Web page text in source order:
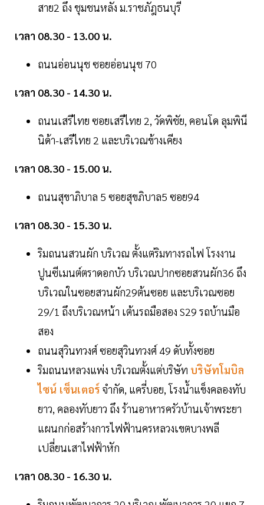
สาย2 ถึง ชุมชนหลัง ม.ราชภัฎธนบุรี
เวลา 08.30 - 13.00 น.
ถนนอ่อนนุช ซอยอ่อนนุช 70
เวลา 08.30 - 14.30 น.
ถนนเสรีไทย ซอยเสรีไทย 2, วัดพิชัย, คอนโด ลุมพินี
นิด้า-เสรีไทย 2 และบริเวณข้างเคียง
เวลา 08.30 - 15.00 น.
ถนนสุขาภิบาล 5 ซอยสุขภิบาล5 ซอย94
เวลา 08.30 - 15.30 น.
ริมถนนสวนผัก บริเวณ ตั้งแต่ริมทางรถไฟ โรงงาน
ปูนซีเมนต์ตราดอกบัว บริเวณปากซอยสวนผัก36 ถึง
บริเวณในซอยสวนผัก29ต้นซอย และบริเวณซอย
29/1 ถึงบริเวณหน้า เต้นรถมือสอง S29 รถบ้านมือ
สอง
ถนนสุวินทวงศ์ ซอยสุวินทวงศ์ 49 ดับทั้งซอย
ริมถนนหลวงแพ่ง บริเวณตั้งแต่บริษัท บริษัทโมบิล
ไซน์ เซ็นเตอร์ จำกัด, แครี่บอย, โรงน้ำแข็งคลองทับ
ยาว, คลองทับยาว ถึง ร้านอาหารครัวบ้านเจ้าพระยา
แผนกก่อสร้างการไฟฟ้านครหลวงเขตบางพลี
เปลี่ยนเสาไฟฟ้าหัก
เวลา 08.30 - 16.30 น.